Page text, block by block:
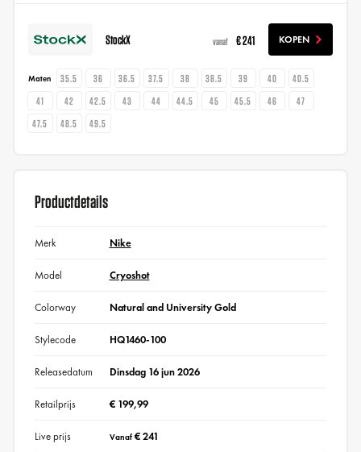
StockX vanaf € 241 KOPEN
Maten 35.5 36 36.5 37.5 38 38.5 39 40
40.5
41
42 42.5 43 44 44.5 45 45.5 46
47
47.5
48.5 49.5
Productdetails
Merk Nike
Model Cryoshot
Colorway Natural and University Gold
Stylecode HQ1460-100
Releasedatum Dinsdag 16 jun 2026
Retailprijs € 199,99
Live prijs Vanaf€ 241